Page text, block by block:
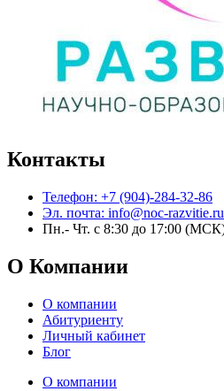
Контакты
Телефон: +7 (904)-284-32-86
Эл. почта: info@noc-razvitie.ru
Пн.- Чт. с 8:30 до 17:00
О Компании
О компании
Абитуриенту
Личный кабинет
Блог
О компании